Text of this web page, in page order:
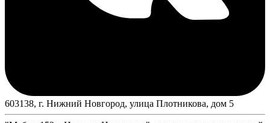
603138, г. Нижний Новгород, улица Плотникова, дом 5